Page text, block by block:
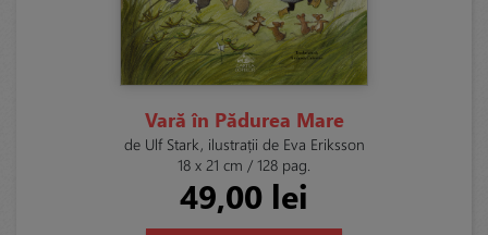
Vară în Pădurea Mare
de Ulf Stark, ilustrații de Eva Eriksson
18 x 21 cm / 128 pag.
49,00 lei